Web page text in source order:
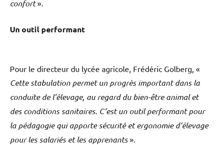
confort».
Un outil performant
Pour le directeur du lycée agricole, Frédéric Golberg, «
Cette stabulation permet un progrès important dans la
conduite de l’élevage, au regard du bien-être animal et
des conditions sanitaires. C’est un outil performant pour
la pédagogie qui apporte sécurité et ergonomie d’élevage
pour les salariés et les apprenants».